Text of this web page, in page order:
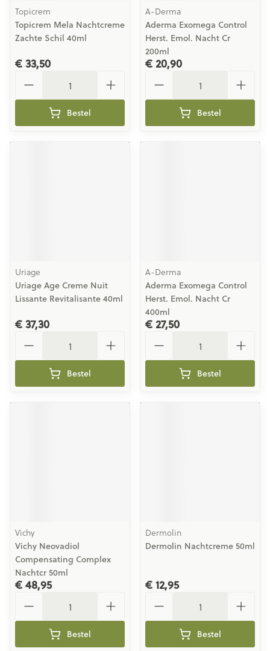
Topicrem
Topicrem Mela Nachtcreme
Zachte Schil 40ml
€ 33,50
Bestel
A-Derma
Aderma Exomega Control
Herst. Emol. Nacht Cr
200ml
€ 20,90
Bestel
Uriage
Uriage Age Creme Nuit
Lissante Revitalisante 40ml
€ 37,30
Bestel
A-Derma
Aderma Exomega Control
Herst. Emol. Nacht Cr
400ml
€ 27,50
Bestel
Vichy
Vichy Neovadiol
Compensating Complex
Nachtcr 50ml
€ 48,95
Bestel
Dermolin
Dermolin Nachtcreme 50ml
€ 12,95
Bestel